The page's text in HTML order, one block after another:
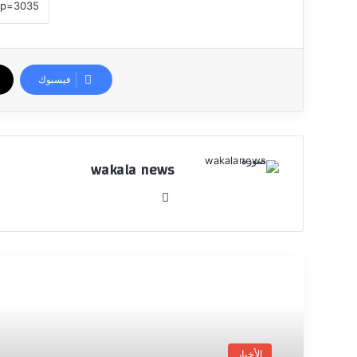
فيسبوك
wakala news
الوي
الأخبار